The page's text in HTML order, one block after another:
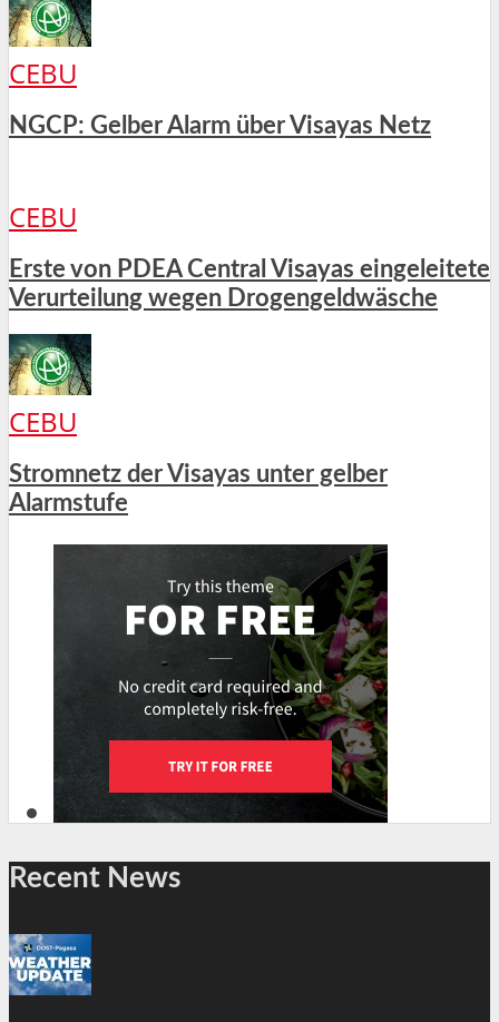
CEBU
NGCP: Gelber Alarm über Visayas Netz
CEBU
Erste von PDEA Central Visayas eingeleitete
Verurteilung wegen Drogengeldwäsche
CEBU
Stromnetz der Visayas unter gelber
Alarmstufe
Recent News